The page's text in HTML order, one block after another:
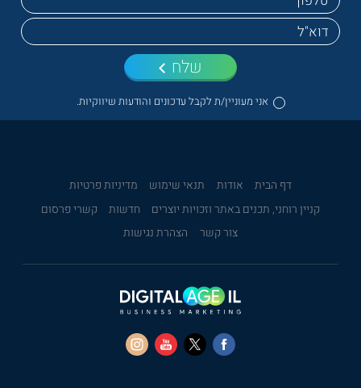
אני מעוניין/ת לקבל עדכונים והודעות שיווקיות.
שלח
דף הבית אודות תנאי שימוש
מדיניות פרטיות
קניין רוחני, תכנים באתר וזכויות יוצרים
חדשות
קשרי פרסום
צור קשר
הצהרת נגישות